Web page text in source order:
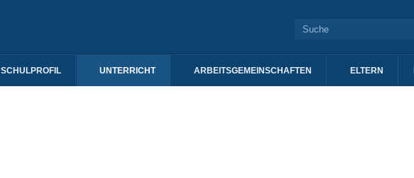
SCHULPROFIL UNTERRICHT ARBEITSGEMEINSCHAFTEN ELTERN